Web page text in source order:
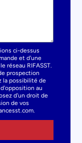
ci-dessus
et d'une
réseau RIFASST.
prospection
la possibilité de
au
d'un droit de
de vos